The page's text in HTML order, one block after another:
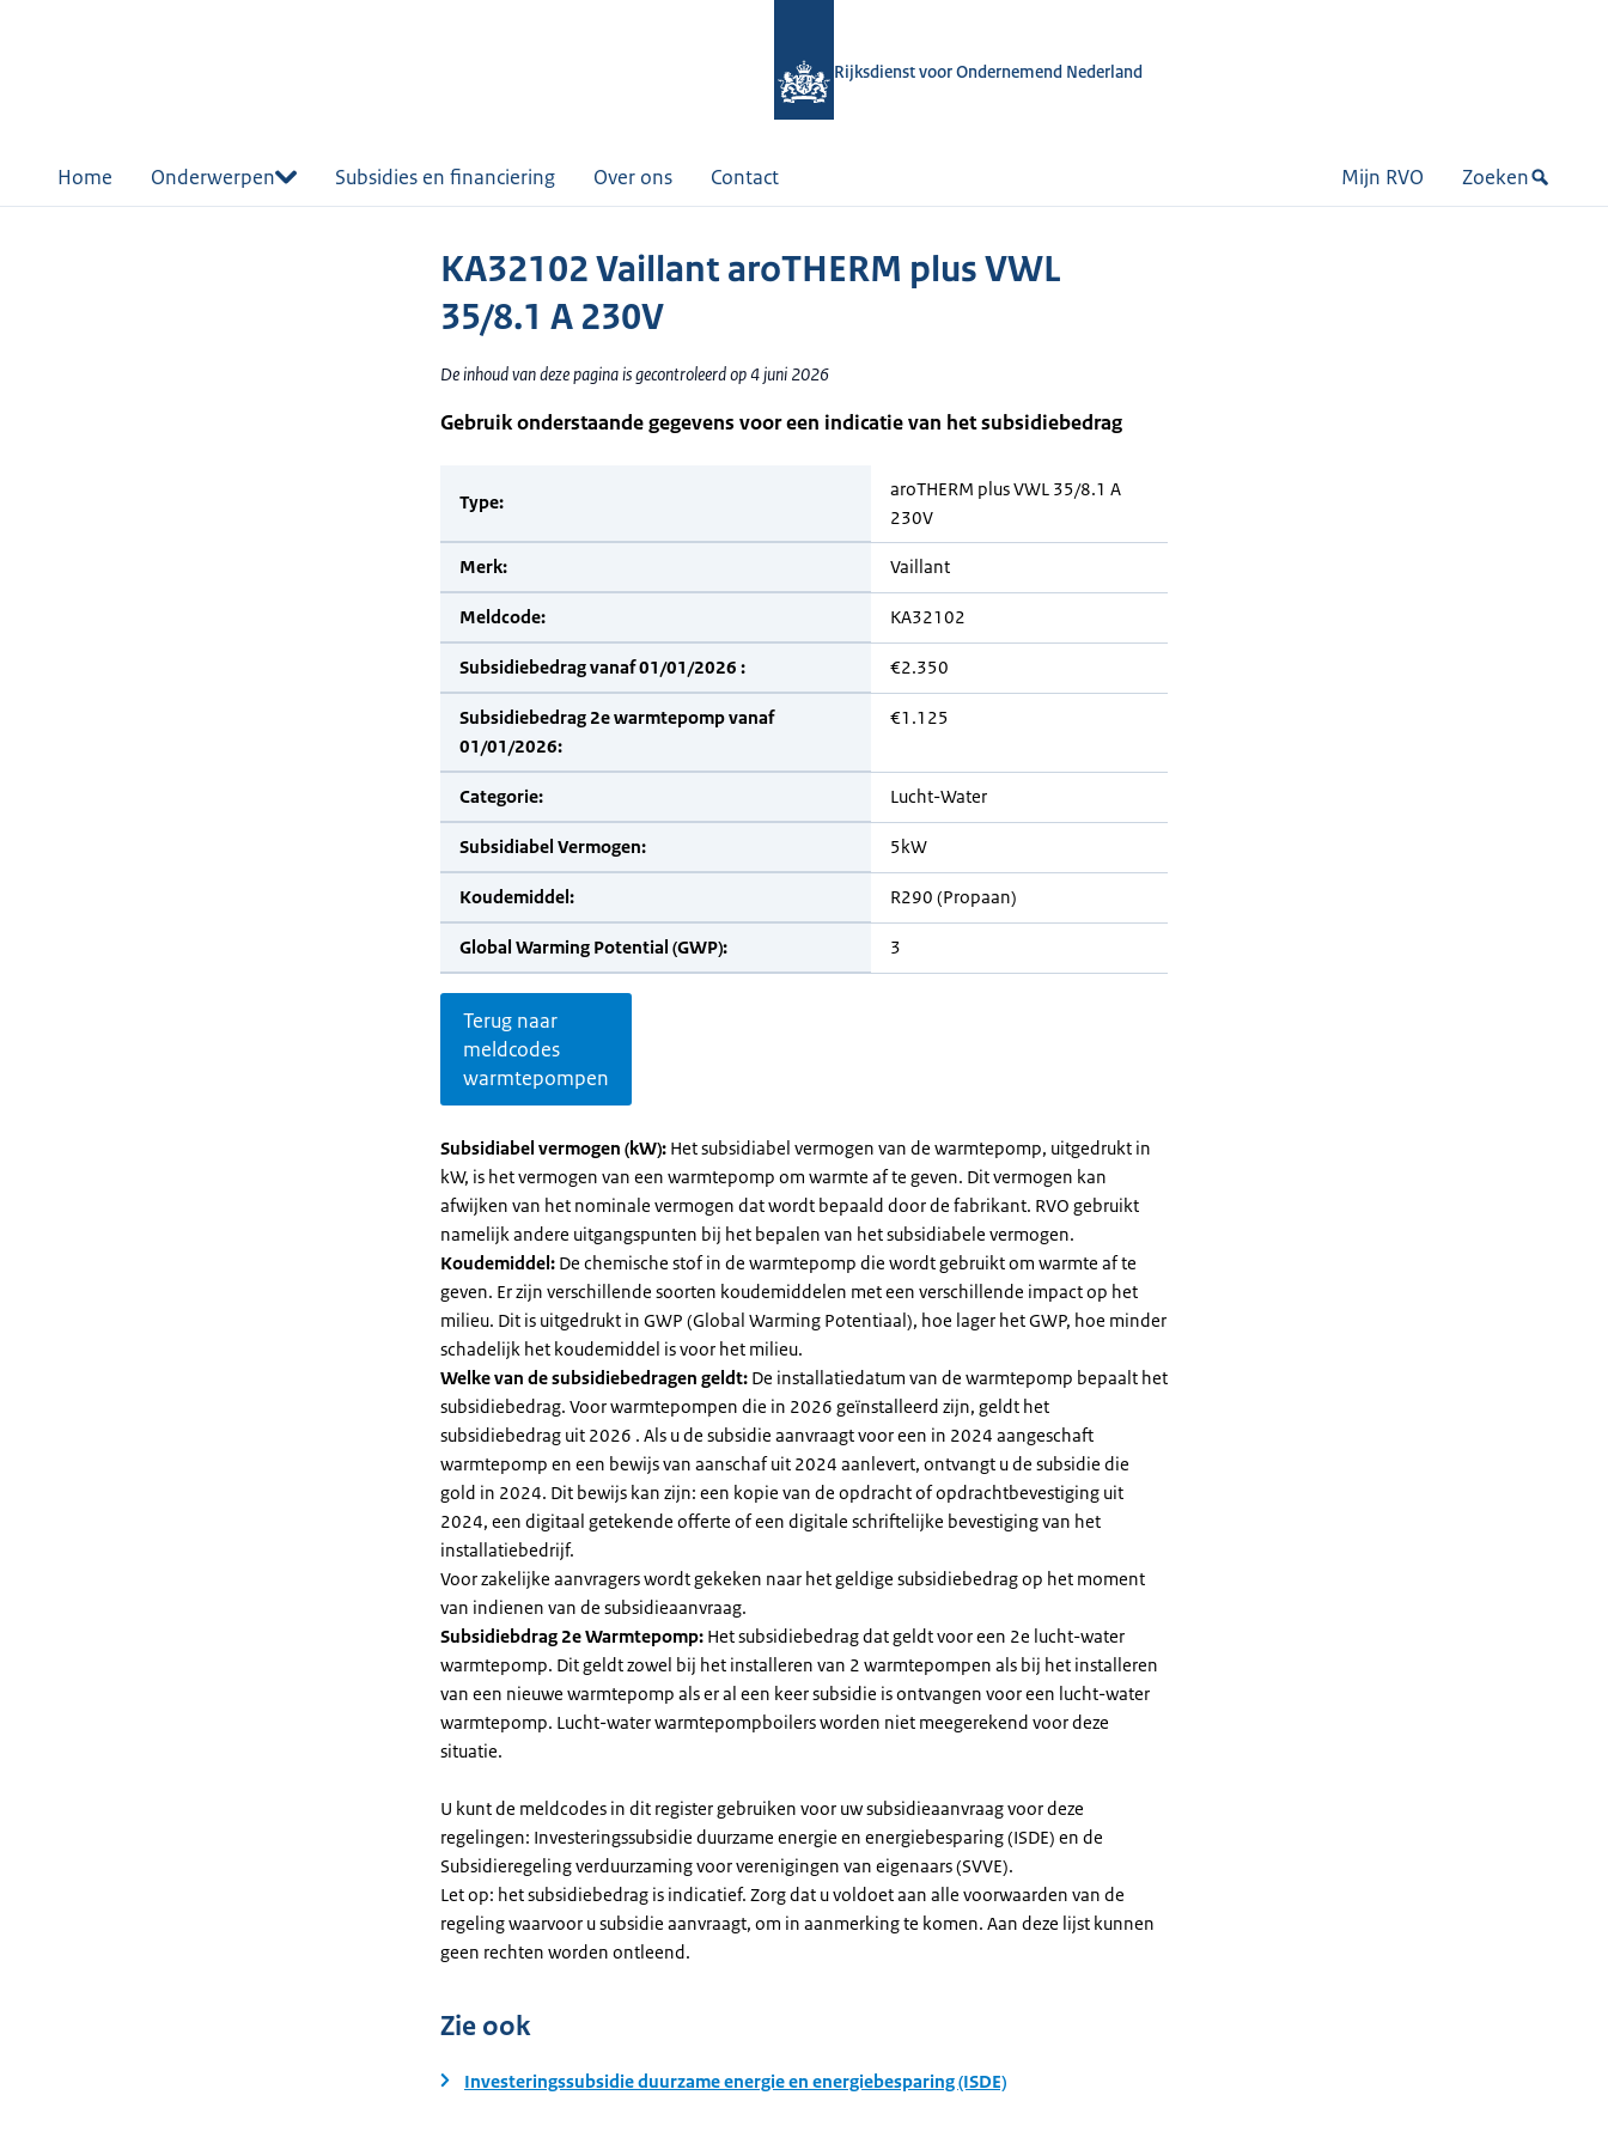
Rijksdienst voor Ondernemend Nederland
Home Onderwerpen Subsidies en financiering Over ons Contact Mijn RVO Zoeken
KA32102 Vaillant aroTHERM plus VWL
35/8.1 A 230V
De inhoud van deze pagina is gecontroleerd op 4 juni 2026
Gebruik onderstaande gegevens voor een indicatie van het subsidiebedrag
Type:
aroTHERM plus VWL 35/8.1 A
230V
Merk: Vaillant
Meldcode: KA32102
Subsidiebedrag vanaf 01/01/2026 : €2.350
Subsidiebedrag 2e warmtepomp vanaf
01/01/2026:
€1.125
Categorie: Lucht-Water
Subsidiabel Vermogen: 5kW
Koudemiddel: R290 (Propaan)
Global Warming Potential (GWP): 3
Terug naar
meldcodes
warmtepompen
Subsidiabel vermogen (kW): Het subsidiabel vermogen van de warmtepomp, uitgedrukt in
kW, is het vermogen van een warmtepomp om warmte af te geven. Dit vermogen kan
afwijken van het nominale vermogen dat wordt bepaald door de fabrikant. RVO gebruikt
namelijk andere uitgangspunten bij het bepalen van het subsidiabele vermogen.
Koudemiddel: De chemische stof in de warmtepomp die wordt gebruikt om warmte af te
geven. Er zijn verschillende soorten koudemiddelen met een verschillende impact op het
milieu. Dit is uitgedrukt in GWP (Global Warming Potentiaal), hoe lager het GWP, hoe minder
schadelijk het koudemiddel is voor het milieu.
Welke van de subsidiebedragen geldt: De installatiedatum van de warmtepomp bepaalt het
subsidiebedrag. Voor warmtepompen die in 2026 geïnstalleerd zijn, geldt het
subsidiebedrag uit 2026 . Als u de subsidie aanvraagt voor een in 2024 aangeschaft
warmtepomp en een bewijs van aanschaf uit 2024 aanlevert, ontvangt u de subsidie die
gold in 2024. Dit bewijs kan zijn: een kopie van de opdracht of opdrachtbevestiging uit
2024, een digitaal getekende offerte of een digitale schriftelijke bevestiging van het
installatiebedrijf.
Voor zakelijke aanvragers wordt gekeken naar het geldige subsidiebedrag op het moment
van indienen van de subsidieaanvraag.
Subsidiebdrag 2e Warmtepomp: Het subsidiebedrag dat geldt voor een 2e lucht-water
warmtepomp. Dit geldt zowel bij het installeren van 2 warmtepompen als bij het installeren
van een nieuwe warmtepomp als er al een keer subsidie is ontvangen voor een lucht-water
warmtepomp. Lucht-water warmtepompboilers worden niet meegerekend voor deze
situatie.
U kunt de meldcodes in dit register gebruiken voor uw subsidieaanvraag voor deze
regelingen: Investeringssubsidie duurzame energie en energiebesparing (ISDE) en de
Subsidieregeling verduurzaming voor verenigingen van eigenaars (SVVE).
Let op: het subsidiebedrag is indicatief. Zorg dat u voldoet aan alle voorwaarden van de
regeling waarvoor u subsidie aanvraagt, om in aanmerking te komen. Aan deze lijst kunnen
geen rechten worden ontleend.
Zie ook
Investeringssubsidie duurzame energie en energiebesparing (ISDE)